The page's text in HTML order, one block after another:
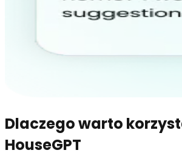
Dlaczego warto
HouseGPT